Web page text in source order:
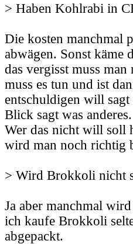
> Haben Kohlrabi in
Die kosten manchmal
abwägen. Sonst käme
das vergisst muss
muss es tun und ist
entschuldigen will sagt
Blick sagt was anderes.
Wer das nicht will soll
wird man noch richtig
> Wird Brokkoli nicht
Ja aber manchmal
ich kaufe Brokkoli
abgepackt.